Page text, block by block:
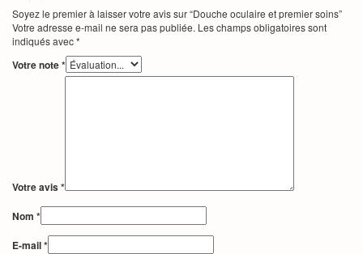
Soyez le premier à laisser votre avis sur “Douche oculaire et premier soins”
Votre adresse e-mail ne sera pas publiée. Les champs obligatoires sont
indiqués avec*
Votre note*
Votre avis*
Nom *
E-mail*